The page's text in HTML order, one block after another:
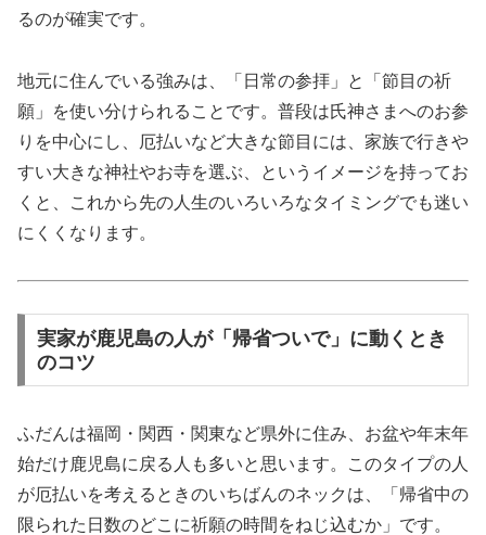
るのが確実です。
地元に住んでいる強みは、「日常の参拝」と「節目の祈
願」を使い分けられることです。普段は氏神さまへのお参
りを中心にし、厄払いなど大きな節目には、家族で行きや
すい大きな神社やお寺を選ぶ、というイメージを持ってお
くと、これから先の人生のいろいろなタイミングでも迷い
にくくなります。
実家が鹿児島の人が「帰省ついで」に動くとき
のコツ
ふだんは福岡・関西・関東など県外に住み、お盆や年末年
始だけ鹿児島に戻る人も多いと思います。このタイプの人
が厄払いを考えるときのいちばんのネックは、「帰省中の
限られた日数のどこに祈願の時間をねじ込むか」です。